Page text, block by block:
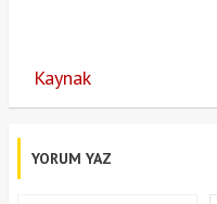
Kaynak
YORUM YAZ